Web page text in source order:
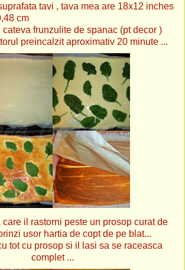
tavi , tava mea are 18x12 inches
cm
frunzulite de spanac (pt decor )
preincalzit aproximativ 20 minute ...
care il rastorni peste un prosop curat de
usor hartia de copt de pe blat...
tot cu prosop si il lasi sa se raceasca
complet ...